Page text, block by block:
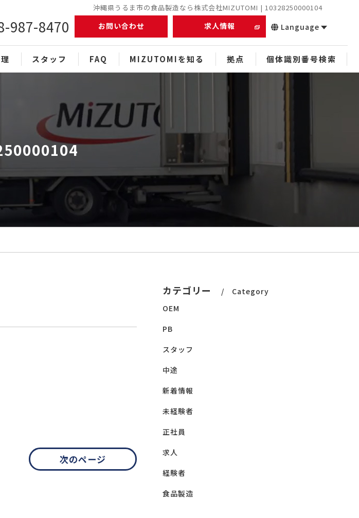
沖縄県うるま市の食品製造なら株式会社MIZUTOMI | 10328250000104
987-8470 お問い合わせ 求人情報 Language
スタッフ FAQ MIZUTOMIを知る
未経験者
経験者
スタッフ
ぬれアンダギー
拠点 個体識別番号検索
次のページ
カテゴリー
Category
OEM
PB
スタッフ
中途
新着情報
未経験者
正社員
求人
経験者
食品製造